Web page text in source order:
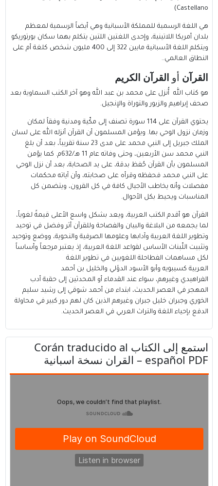
Castellano)
هي اللغة الرسمية للمملكة الأسبانية وهي أيضاً الرسمية لمعظم
بلدان أمريكا اللاتينية، وإحدى اللغتين اللتين يتكلم بهما سكان بورتوريكو
ويتكلم اللغة الأسبانية مابين 322 إلى 400 مليون شخص كلغة أم على
النطاق العالمي..
القرآن أو القرآن الكريم
هو كتاب الله أُنزل على محمد بن عبد اللهوهو آخر الكتب السماوية بعد
صحف إبراهيم والزبور والتوراة والإنجيل.
يحتوي القرآن على 114 سورة تصنف إلى مكّية ومدنية وفقاً لمكان
وزمان نزول الوحي بها. ويؤمن المسلمون أن القرآن أنزله الله على لسان
الملك جبريل إلى النبي محمد على مدى 23 سنة تقريباً، بعد أن بلغ
النبي محمد سن الأربعين، وحتى وفاته عام 11 هـ/632م. كما يؤمن
المسلمون بأن القرآن حُفظ بدقة، على يد الصحابة، بعد أن نزل الوحي
على النبي محمد فحفظه وقرأه على صحابته، وأن آياته محكمات
مفصلات وأنه يخاطب الأجيال كافة في كل القرون، ويتضمن كل
المناسبات ويحيط بكل الأحوال.
القرآن هو أقدم الكتب العربية، ويعد بشكل واسع الأعلى قيمةً لغوياً،
لما يجمعه من البلاغة والبيان والفصاحة وللقرآن أثر وفضل في توحيد
وتطوير اللغة العربية وآدابها وعلومها الصرفية والنحوية، ووضع وتوحيد
وتثبيت اللّبنات الأساس لقواعد اللغة العربية، إذ يعتبر مرجعاً وأساساً
لكل مساهمات الفطاحلة اللغويين في تطوير اللغة
العربية كسيبويه وأبو الأسود الدؤلي والخليل بن أحمد
الفراهيدي وغيرهم، سواء عند القدماء أو المحدثين إلى حقبة أدب
المهجر في العصر الحديث، ابتداء من أحمد شوقي إلى رشيد سليم
الخوري وجبران خليل جبران وغيرهم الذين كان لهم دور كبير في محاولة
الدفع بإحياء اللغة والتراث العربي في العصر الحديث.
استمع إلى الكتاب Corán traducido al
español PDF – القران نسخة اسبانية